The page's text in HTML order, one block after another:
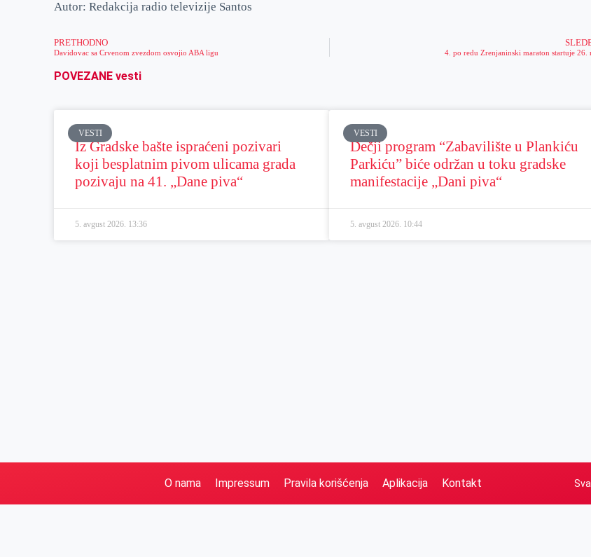
Autor: Redakcija radio televizije Santos
PRETHODNO
Davidovac sa Crvenom zvezdom osvojio ABA ligu 4. po redu Zrenjaninski maraton startuje 26.
POVEZANE vesti
VESTI
Iz Gradske bašte ispraćeni pozivari
koji besplatnim pivom ulicama grada
pozivaju na 41. „Dane piva“
5. avgust 2026. 13:36
VESTI
Dečji program “Zabavilište u Plankiću
Parkiću” biće održan u toku gradske
manifestacije „Dani piva“
5. avgust 2026. 10:44
O nama Impressum Pravila korišćenja Aplikacija Kontakt